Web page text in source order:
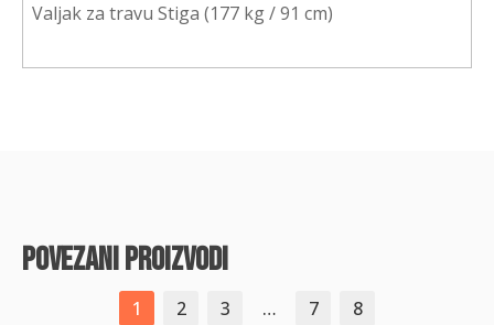
Valjak za travu Stiga (177 kg / 91 cm)
povezani proizvodi
1 2 3 … 7
8